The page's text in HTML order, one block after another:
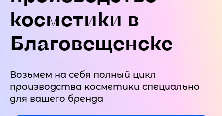
косметики в
Благовещенске
Возьмем на себя полный цикл
производства косметики специально
для вашего бренда